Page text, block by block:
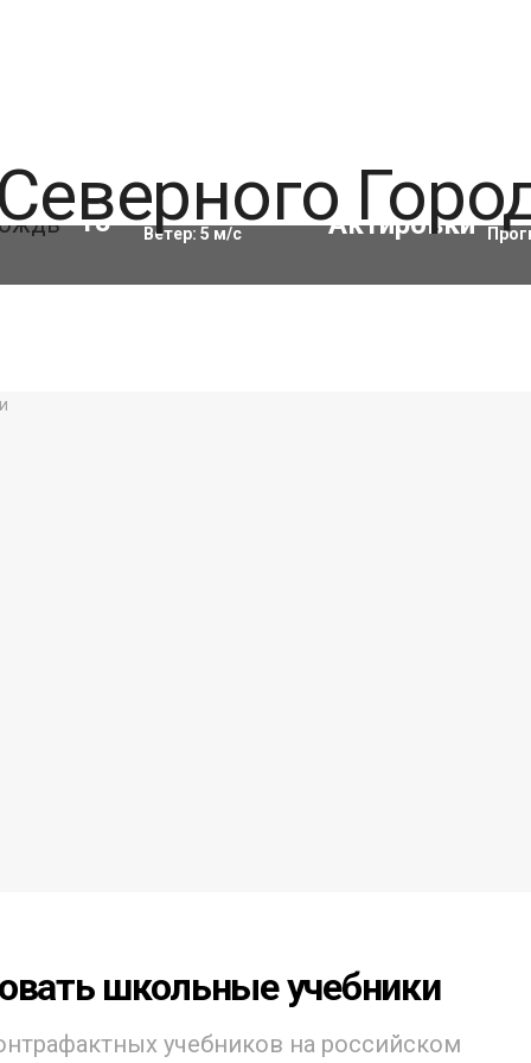
18°C Влажность:84%
Ветер: 5 м/с
школьные учебники
учебников на российском